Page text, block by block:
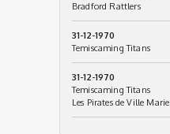
Bradford Rattlers
31-12-1970
Temiscaming Titans
31-12-1970
Temiscaming Titans
Les Pirates de Ville Marie